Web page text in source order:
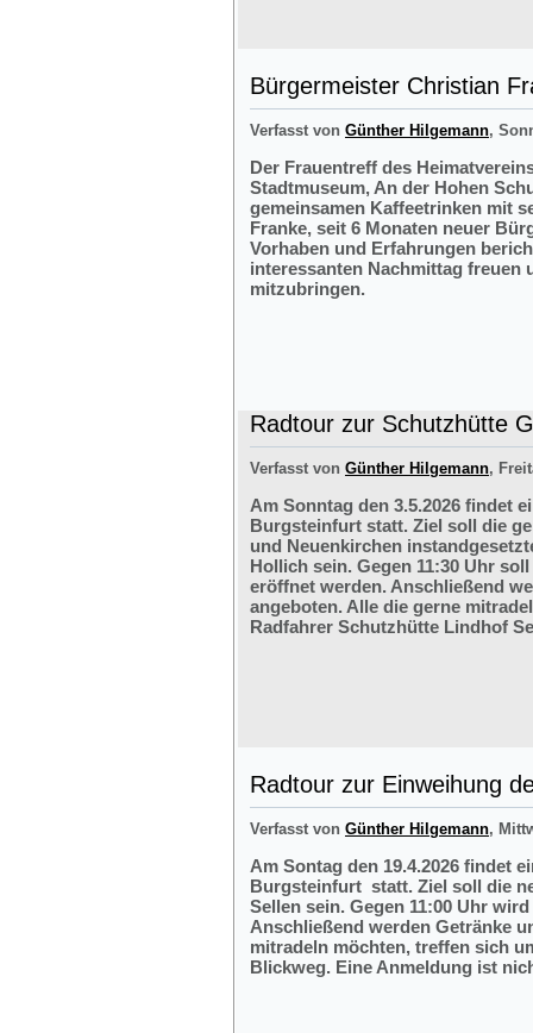
Bürgermeister Christian
Verfasst von Günther Hilgemann,
Der Frauentreff des
Stadtmuseum, An der Hohen
gemeinsamen Kaffeetrinken mit
Franke, seit 6 Monaten neuer
Vorhaben und Erfahrungen
interessanten Nachmittag freuen
mitzubringen.
Radtour zur Schutzhütte
Verfasst von Günther Hilgemann,
Am Sonntag den 3.5.2026 findet
Burgsteinfurt statt. Ziel soll die
und Neuenkirchen
Hollich sein. Gegen 11:30 Uhr
eröffnet werden. Anschließend
angeboten. Alle die gerne
Radfahrer Schutzhütte Lindhof
Radtour zur Einweihung
Verfasst von Günther Hilgemann,
Am Sontag den 19.4.2026 findet
Burgsteinfurt statt. Ziel soll die
Sellen sein. Gegen 11:00 Uhr
Anschließend werden Getränke
mitradeln möchten, treffen sich
Blickweg. Eine Anmeldung ist